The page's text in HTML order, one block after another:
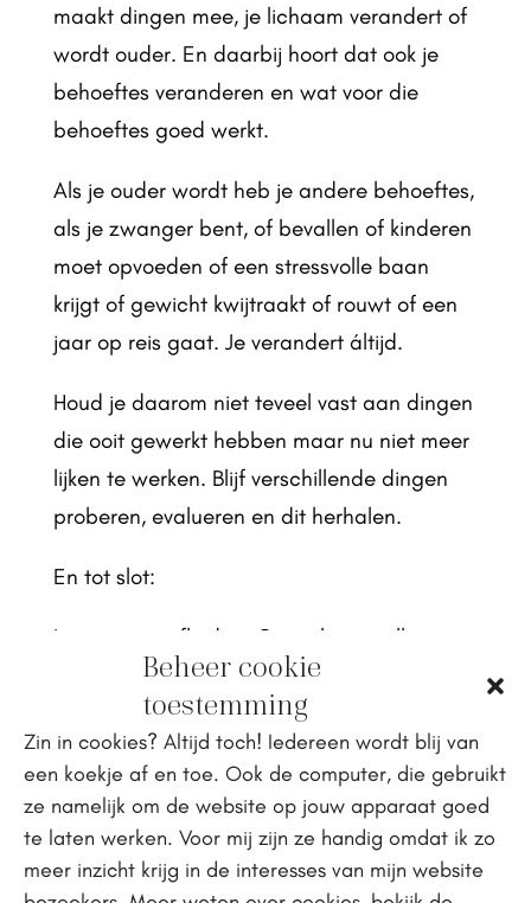
Beheer cookie
toestemming
Zin in cookies? Altijd toch! Iedereen wordt blij van
een koekje af en toe. Ook de computer, die gebruikt
ze namelijk om de website op jouw apparaat goed
te laten werken. Voor mij zijn ze handig omdat ik zo
meer inzicht krijg in de interesses van mijn website
maakt dingen mee, je lichaam verandert of
wordt ouder. En daarbij hoort dat ook je
behoeftes veranderen en wat voor die
behoeftes goed werkt.
Als je ouder wordt heb je andere behoeftes,
als je zwanger bent, of bevallen of kinderen
moet opvoeden of een stressvolle baan
krijgt of gewicht kwijtraakt of rouwt of een
jaar op reis gaat. Je verandert áltijd.
Houd je daarom niet teveel vast aan dingen
die ooit gewerkt hebben maar nu niet meer
lijken te werken. Blijf verschillende dingen
proberen, evalueren en dit herhalen.
En tot slot:
Laat je niet afleiden. Om je heen zullen
allerlei mensen en bedrijven andere dingen
roepen en aanprijzen dan jij doet. Veel
daarvan zal niks met intuïtief eten te maken
hebben of alleen voor hen werken.
Blijf bij jezelf. Doe wat voor jou werkt.